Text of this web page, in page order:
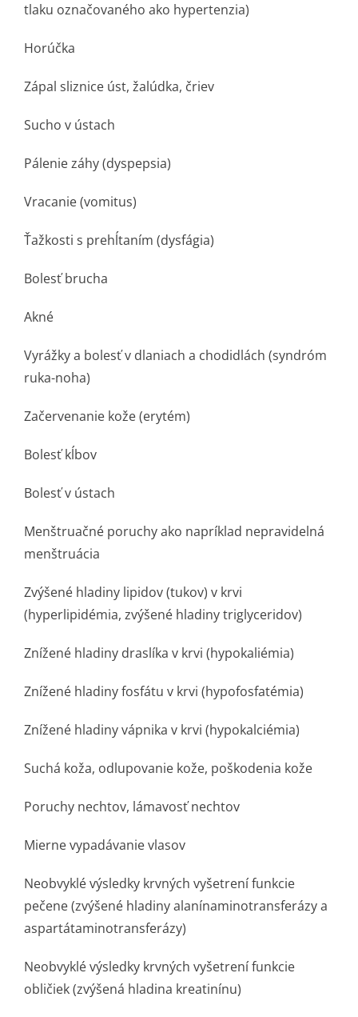
tlaku označovaného ako hypertenzia)
Horúčka
Zápal sliznice úst, žalúdka, čriev
Sucho v ústach
Pálenie záhy (dyspepsia)
Vracanie (vomitus)
Ťažkosti s prehĺtaním (dysfágia)
Bolesť brucha
Akné
Vyrážky a bolesť v dlaniach a chodidlách (syndróm
ruka-noha)
Začervenanie kože (erytém)
Bolesť kĺbov
Bolesť v ústach
Menštruačné poruchy ako napríklad nepravidelná
menštruácia
Zvýšené hladiny lipidov (tukov) v krvi
(hyperlipidémia, zvýšené hladiny triglyceridov)
Znížené hladiny draslíka v krvi (hypokaliémia)
Znížené hladiny fosfátu v krvi (hypofosfatémia)
Znížené hladiny vápnika v krvi (hypokalciémia)
Suchá koža, odlupovanie kože, poškodenia kože
Poruchy nechtov, lámavosť nechtov
Mierne vypadávanie vlasov
Neobvyklé výsledky krvných vyšetrení funkcie
pečene (zvýšené hladiny alanínaminotran­sferázy a
aspartátamino­transferázy)
Neobvyklé výsledky krvných vyšetrení funkcie
obličiek (zvýšená hladina kreatinínu)